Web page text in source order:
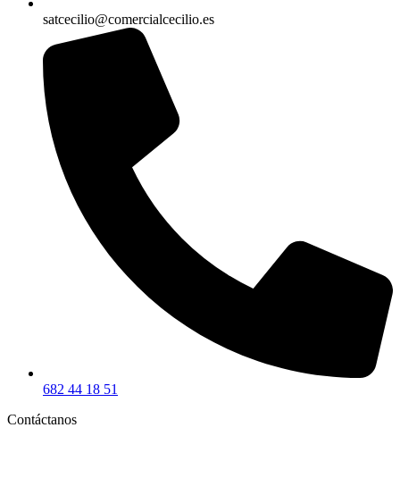
satcecilio@comercialcecilio.es
682 44 18 51
Contáctanos